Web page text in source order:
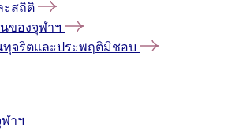
ะสถิติ
ของจุฬาฯ
ทุจริตและประพฤติมิชอบ
าฯ